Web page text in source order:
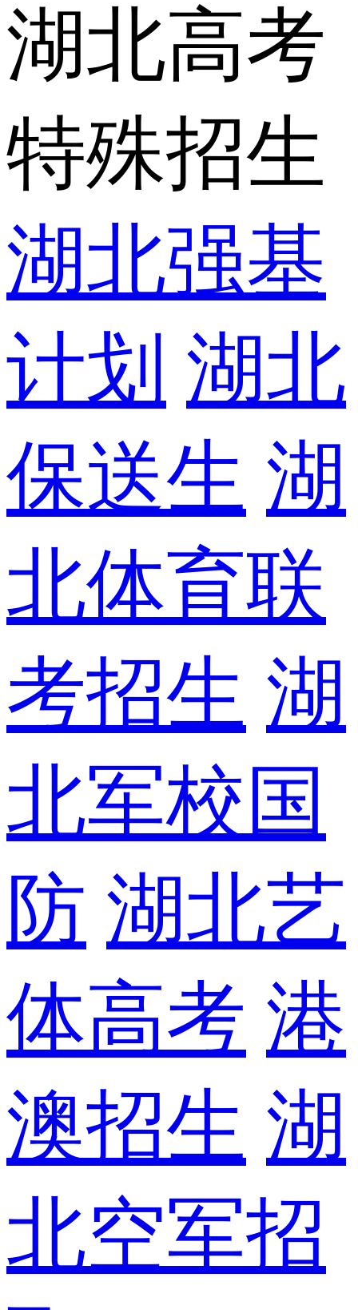
湖北高考
特殊招生
湖北强基
计划 湖北
保送生 湖
北体育联
考招生 湖
北军校国
防 湖北艺
体高考 港
澳招生 湖
北空军招